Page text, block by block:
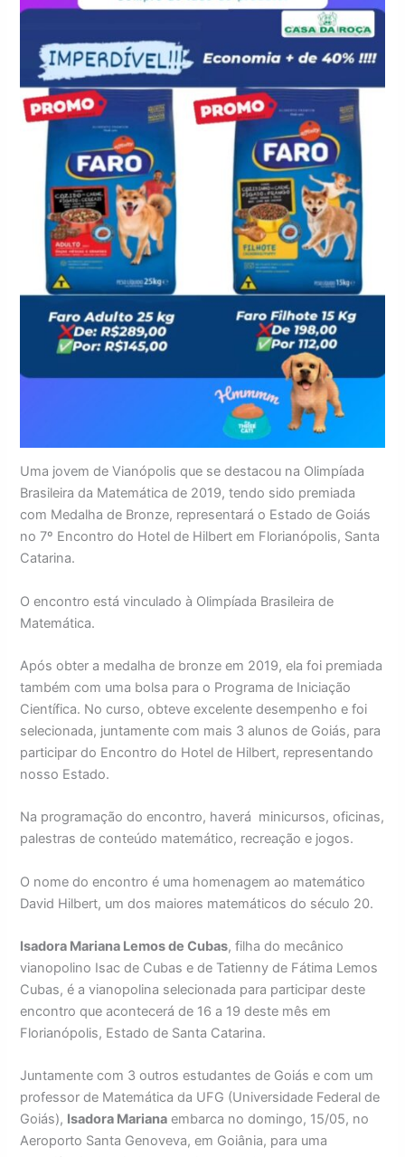
Uma jovem de Vianópolis que se destacou na Olimpíada
Brasileira da Matemática de 2019, tendo sido premiada
com Medalha de Bronze, representará o Estado de Goiás
no 7º Encontro do Hotel de Hilbert em Florianópolis, Santa
Catarina.
O encontro está vinculado à Olimpíada Brasileira de
Matemática.
Após obter a medalha de bronze em 2019, ela foi premiada
também com uma bolsa para o Programa de Iniciação
Científica. No curso, obteve excelente desempenho e foi
selecionada, juntamente com mais 3 alunos de Goiás, para
participar do Encontro do Hotel de Hilbert, representando
nosso Estado.
Na programação do encontro, haverá minicursos, oficinas,
palestras de conteúdo matemático, recreação e jogos.
O nome do encontro é uma homenagem ao matemático
David Hilbert, um dos maiores matemáticos do século 20.
Isadora Mariana Lemos de Cubas, filha do mecânico
vianopolino Isac de Cubas e de Tatienny de Fátima Lemos
Cubas, é a vianopolina selecionada para participar deste
encontro que acontecerá de 16 a 19 deste mês em
Florianópolis, Estado de Santa Catarina.
Juntamente com 3 outros estudantes de Goiás e com um
professor de Matemática da UFG (Universidade Federal de
Goiás), Isadora Mariana embarca no domingo, 15/05, no
Aeroporto Santa Genoveva, em Goiânia, para uma